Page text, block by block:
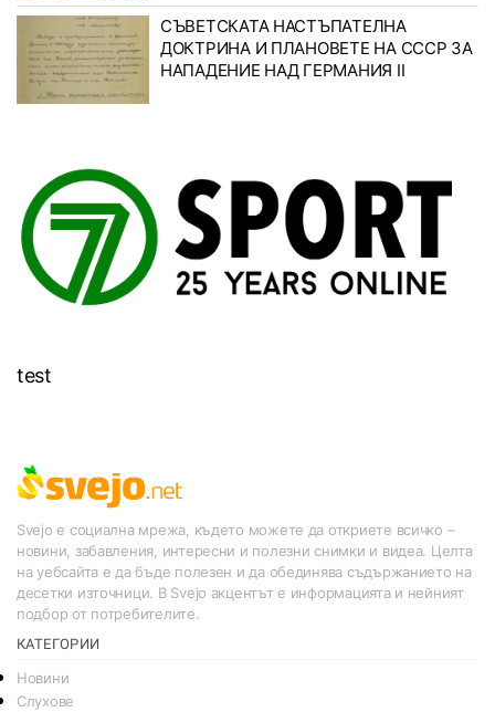
СЪВЕТСКАТА НАСТЪПАТЕЛНА
ДОКТРИНА И ПЛАНОВЕТЕ НА СССР ЗА
НАПАДЕНИЕ НАД ГЕРМАНИЯ II
test
Svejo е социална мрежа, където можете да откриете всичко –
новини, забавления, интересни и полезни снимки и видеа. Целта
на уебсайта е да бъде полезен и да обединява съдържанието на
десетки източници. В Svejo акцентът е информацията и нейният
подбор от потребителите.
КАТЕГОРИИ
Новини
Слухове